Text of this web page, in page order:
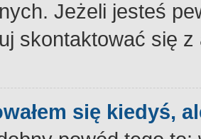
Jeżeli jesteś
skontaktować się
się kiedyś,